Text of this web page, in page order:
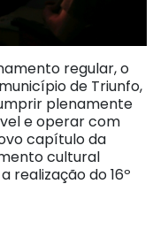
regular, o
de Triunfo,
plenamente
e operar com
capítulo da
cultural
realização do 16º